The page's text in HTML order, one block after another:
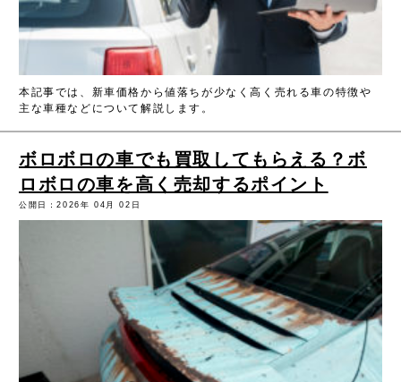
本記事では、新車価格から値落ちが少なく高く売れる車の特徴や
主な車種などについて解説します。
ボロボロの車でも買取してもらえる？ボ
ロボロの車を高く売却するポイント
公開日：2026年 04月 02日